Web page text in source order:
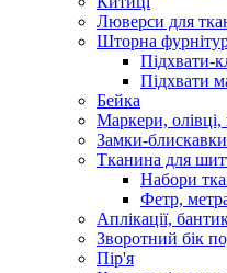
Люверси для
Шторна
Підхвати-
Підхвати
Бейка
Маркери, олівці,
Замки-
Тканина для
Набори
Фетр,
Аплікації,
Зворотний бік
Пір'я